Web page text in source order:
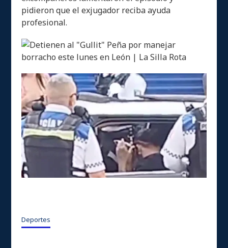
pidieron que el exjugador reciba ayuda
profesional.
Deportes